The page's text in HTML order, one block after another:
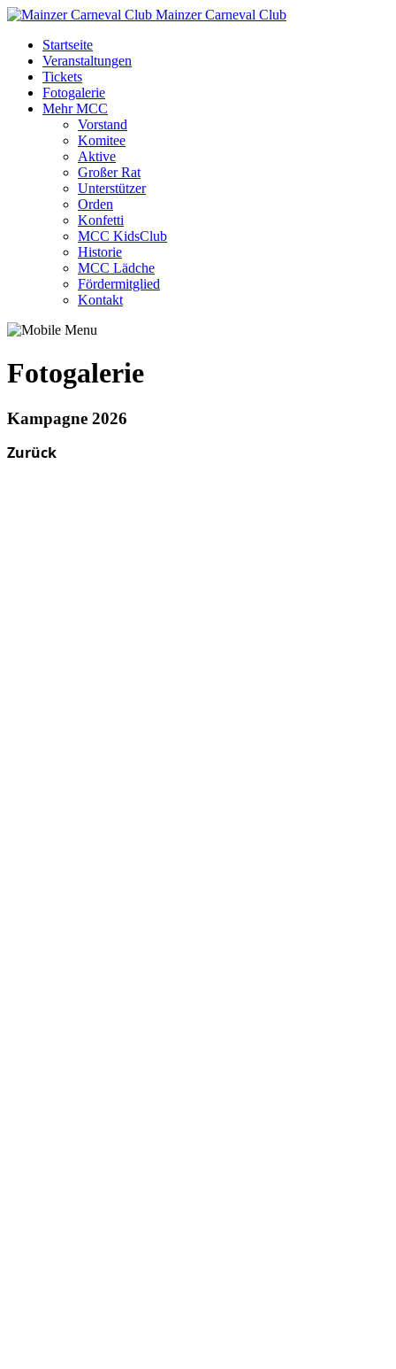
Mainzer Carneval Club
Startseite
Veranstaltungen
Tickets
Fotogalerie
Mehr MCC
Vorstand
Komitee
Aktive
Großer Rat
Unterstützer
Orden
Konfetti
MCC KidsClub
Historie
MCC Lädche
Fördermitglied
Kontakt
Fotogalerie
Kampagne 2026
Zurück